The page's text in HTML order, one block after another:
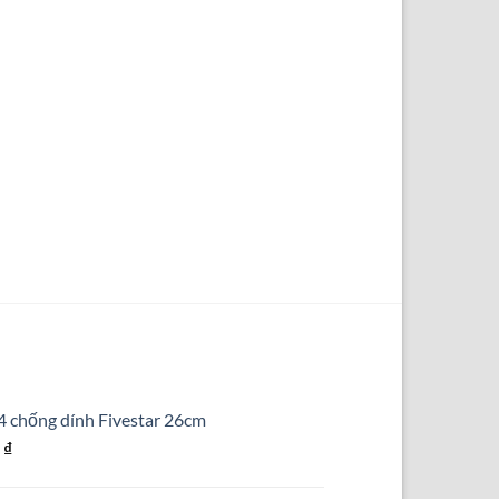
chống dính Fivestar 26cm
₫Giá